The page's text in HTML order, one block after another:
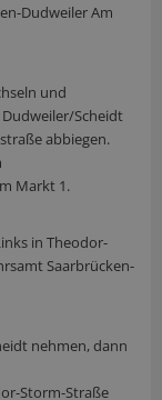
Dudweiler Am
und
Scheidt
abbiegen.
Markt 1.
in Theodor-
Saarbrücken-
nehmen, dann
Storm-Straße